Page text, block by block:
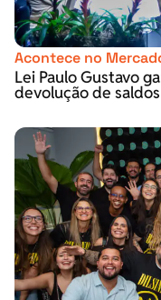
Acontece no
Lei Paulo Gustavo
devolução de